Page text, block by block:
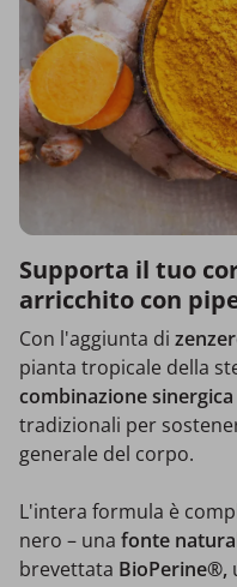
Supporta il tuo
arricchito con
Con l'aggiunta di
pianta tropicale della
combinazione sinergica
tradizionali per
generale del corpo.
L'intera formula è
nero – una fonte
brevettata BioPerine®,